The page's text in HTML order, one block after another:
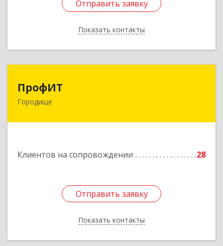
Отправить заявку
Показать контакты
Отправить заявку
Назад
ПрофИТ
Городище
Клиентов на сопровождении 28
Отправить заявку
Показать контакты
442310, Пензенская обл, Городищенский р-н,
Отправить заявку
Назад